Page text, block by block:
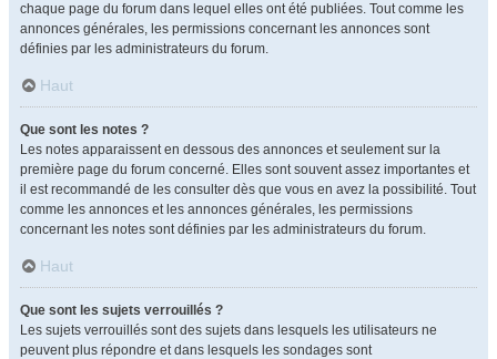
chaque page du forum dans lequel elles ont été publiées. Tout comme les
annonces générales, les permissions concernant les annonces sont
définies par les administrateurs du forum.
Haut
Que sont les notes ?
Les notes apparaissent en dessous des annonces et seulement sur la
première page du forum concerné. Elles sont souvent assez importantes et
il est recommandé de les consulter dès que vous en avez la possibilité. Tout
comme les annonces et les annonces générales, les permissions
concernant les notes sont définies par les administrateurs du forum.
Haut
Que sont les sujets verrouillés ?
Les sujets verrouillés sont des sujets dans lesquels les utilisateurs ne
peuvent plus répondre et dans lesquels les sondages sont